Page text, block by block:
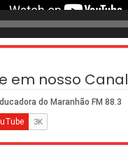
em nosso Canal